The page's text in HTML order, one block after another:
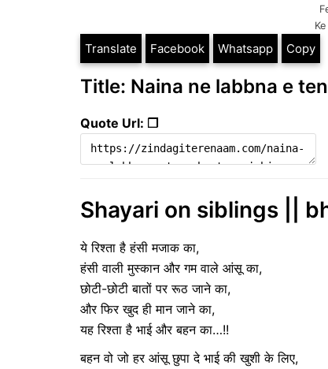
Translate Facebook Whatsapp Copy
Title: Naina ne labbna e
Quote Url: ❐
Shayari on siblings ||
ये रिश्ता है हंसी मजाक का,
हंसी वाली मुस्कान और गम वाले आंसू का,
छोटी-छोटी बातों पर रूठ जाने का,
और फिर खुद ही मान जाने का,
यह रिश्ता है भाई और बहन का…!!
बहन वो जो हर आंसू छुपा दे भाई की खुशी के लिए,